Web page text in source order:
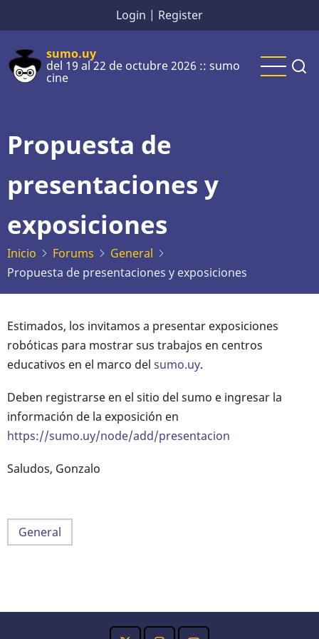
al
contenido
principal
Login | Register
sumo.uy
del 19 al 22 de octubre 2026 :: sumo
cine
Propuesta de
presentaciones y
exposiciones
Inicio Forums
General
Propuesta de presentaciones y exposiciones
Estimados, los invitamos a presentar exposiciones
robóticas para mostrar sus trabajos en centros
educativos en el marco del sumo.uy.
Deben registrarse en el sitio del sumo e ingresar la
información de la exposición en
https://sumo.uy/node/add/presentacion
Saludos, Gonzalo
General